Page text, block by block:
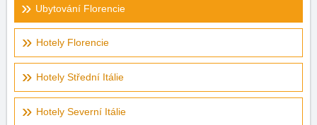
Ubytování Florencie
Hotely Florencie
Hotely Střední Itálie
Hotely Severní Itálie